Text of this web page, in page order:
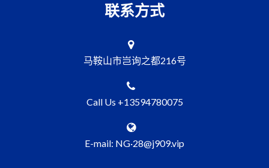
联系方式
马鞍山市岂询之都216号
Call Us +13594780075
E-mail: NG·28@j909.vip